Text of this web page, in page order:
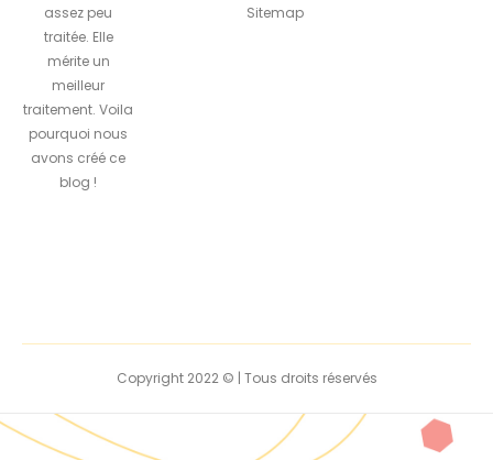
assez peu
traitée. Elle
mérite un
meilleur
traitement. Voila
pourquoi nous
avons créé ce
blog !
Sitemap
Copyright 2022 © | Tous droits réservés